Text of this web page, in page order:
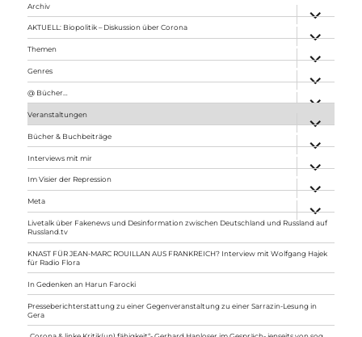
Archiv
anzeigen
AKTUELL: Biopolitik – Diskussion über Corona
anzeigen
Themen
anzeigen
Genres
anzeigen
@ Bücher…
Veranstaltungen
anzeigen
Bücher & Buchbeiträge
anzeigen
Interviews mit mir
anzeigen
Im Visier der Repression
anzeigen
Meta
anzeigen
Livetalk über Fakenews und Desinformation zwischen Deutschland und Russland auf
Russland.tv
KNAST FÜR JEAN-MARC ROUILLAN AUS FRANKREICH? Interview mit Wolfgang Hajek
für Radio Flora
In Gedenken an Harun Farocki
Presseberichterstattung zu einer Gegenveranstaltung zu einer Sarrazin-Lesung in
Gera